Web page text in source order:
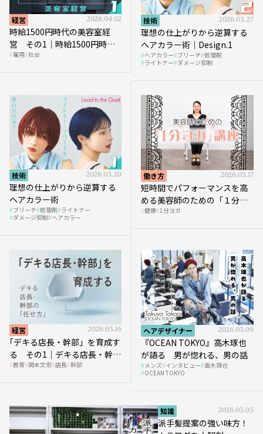
経営 2026.04.02
時給1500円時代の美容室経
営 その1｜時給1500円時代
へ向かう社会的背景
雇用 社会
技術 2026.03.27
理想の仕上がりから逆算する
ヘアカラー術｜Design.1
ヘアカラー ブリーチ 処理剤
ライトナー ダメージ抑制
技術 2026.03.20
理想の仕上がりから逆算する
ヘアカラー術
ブリーチ 処理剤 ライトナー
ダメージ抑制 ヘアカラー
働き方 2026.03.17
短時間でパフォーマンスを高
める美容師のための「１分ヨ
ガ」講座｜実践編
健康 1分ヨガ
経営 2026.03.16
｢デキる店長・幹部」を育成す
る その1｜デキる店長・幹部
の「任せ方」
教育 岡本文宏 店長 幹部
ヘアデザイナー 2026.03.09
『OCEAN TOKYO』高木琢也
が語る 男が惚れる、男の話
メンズ インタビュー 高木琢也
OCEAN TOKYO
知識 2026.03.03
派手髪提案の強い味方！